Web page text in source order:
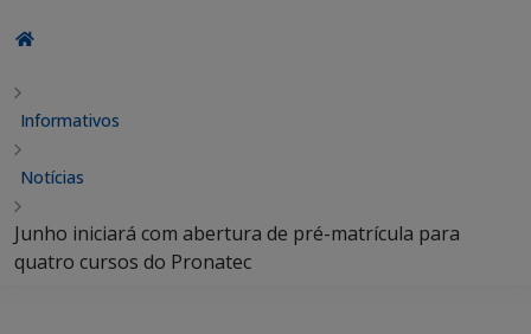
Informativos
Notícias
Junho iniciará com abertura de pré-matrícula para
quatro cursos do Pronatec